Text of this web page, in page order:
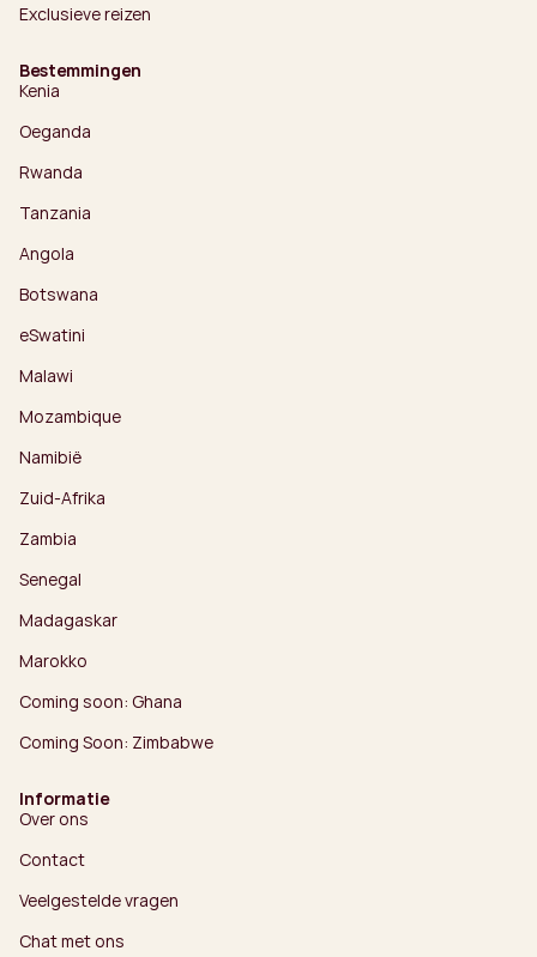
Exclusieve reizen
Bestemmingen
Kenia
Oeganda
Rwanda
Tanzania
Angola
Botswana
eSwatini
Malawi
Mozambique
Namibië
Zuid-Afrika
Zambia
Senegal
Madagaskar
Marokko
Coming soon: Ghana
Coming Soon: Zimbabwe
Informatie
Over ons
Contact
Veelgestelde vragen
Chat met ons